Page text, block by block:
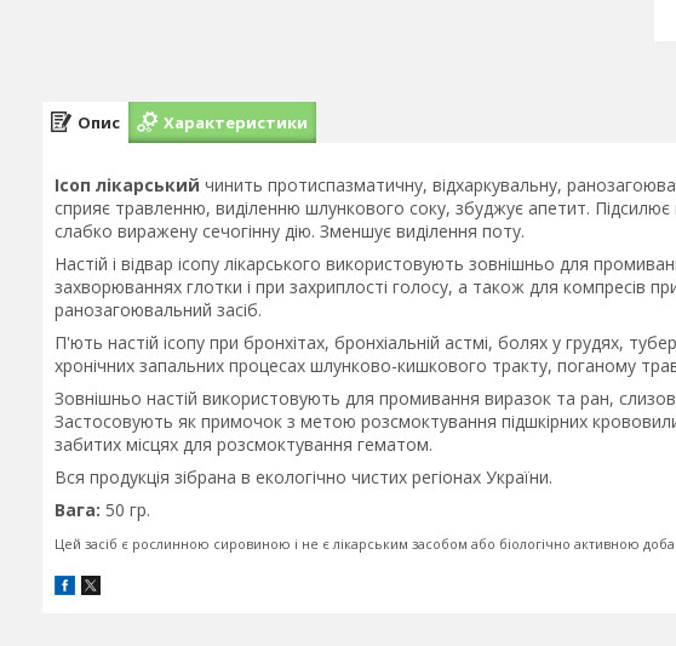
Опис Характеристики
Ісоп лікарський чинить протиспазматичну, відхаркувальну,
сприяє травленню, виділенню шлункового соку, збуджує апетит. Підсилює
слабко виражену сечогінну дію. Зменшує виділення поту.
Настій і відвар ісопу лікарського використовують зовнішньо для
захворюваннях глотки і при захриплості голосу, а також для компресів
ранозагоювальний засіб.
П'ють настій ісопу при бронхітах, бронхіальній астмі, болях у грудях,
хронічних запальних процесах шлунково-кишкового тракту, поганому
Зовнішньо настій використовують для промивання виразок та ран,
Застосовують як примочок з метою розсмоктування підшкірних
забитих місцях для розсмоктування гематом.
Вся продукція зібрана в екологічно чистих регіонах України.
Вага: 50 гр.
Цей засіб є рослинною сировиною і не є лікарським засобом або біологічно активною